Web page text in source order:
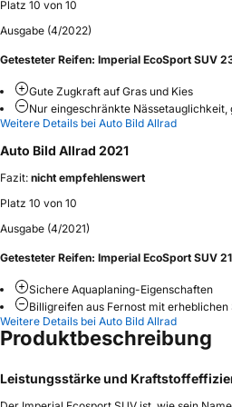
Platz 10 von 10
Ausgabe (4/2022)
Getesteter Reifen: Imperial EcoSport SUV
Gute Zugkraft auf Gras und Kies
Nur eingeschränkte
Weitere Details bei Auto Bild Allrad
Auto Bild Allrad 2021
Fazit: nicht empfehlenswert
Platz 10 von 10
Ausgabe (4/2021)
Getesteter Reifen: Imperial EcoSport SUV
Sichere Aquaplaning-Eigenschaften
Billigreifen aus Fernost mit
Weitere Details bei Auto Bild Allrad
Produktbeschreibung
Leistungsstärke und